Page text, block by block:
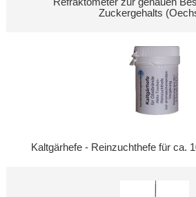
Zuckergehalts
Kaltgärhefe - Reinzuchthefe für ca.